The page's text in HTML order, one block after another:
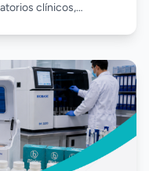
clínicos,
fortalece la
análisis realizado.